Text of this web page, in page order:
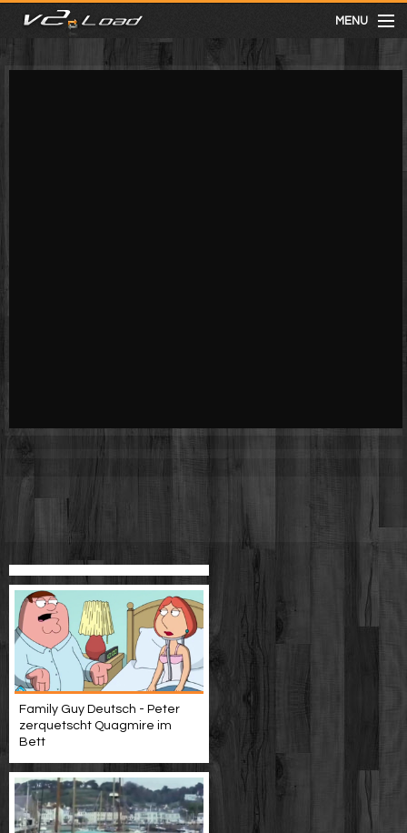
MENU
meist gesehen
Family Guy Deutsch - Peter
zerquetscht Quagmire im
Bett